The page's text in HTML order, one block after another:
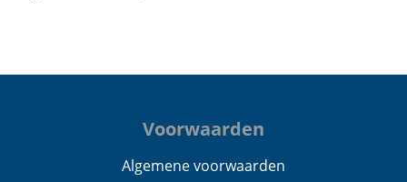
Voorwaarden
Algemene voorwaarden